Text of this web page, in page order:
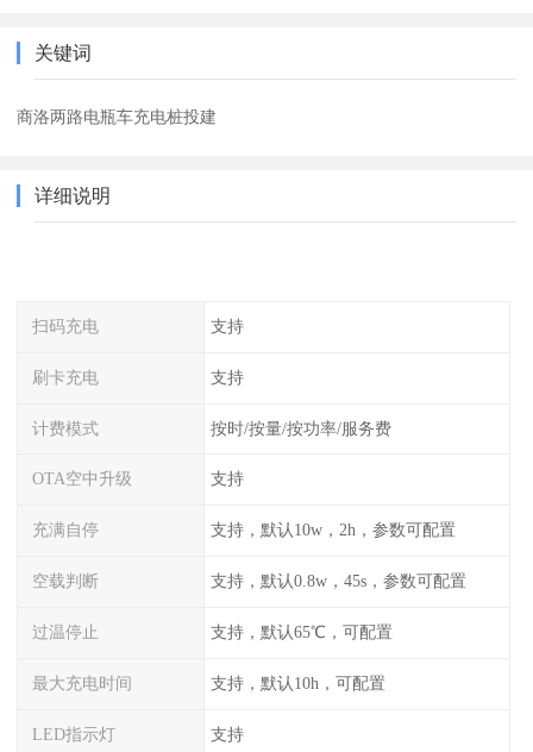
关键词
商洛两路电瓶车充电桩投建
详细说明
扫码充电 支持
刷卡充电 支持
计费模式 按时/按量/按功率/服务费
OTA空中升级 支持
充满自停 支持，默认10w，2h，参数可配置
空载判断 支持，默认0.8w，45s，参数可配置
过温停止 支持，默认65℃，可配置
最大充电时间 支持，默认10h，可配置
LED指示灯 支持